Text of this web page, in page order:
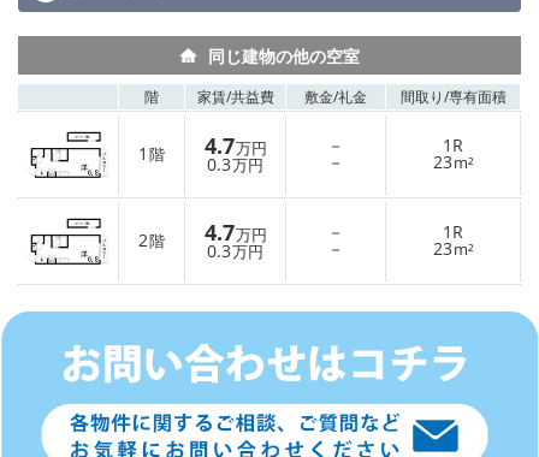
同じ建物の他の空室
階 家賃/共益費 敷金/礼金 間取り/専有面積
1 階 4.7万円
0.3万円
－
－
1R
23m²
2階 4.7万円
0.3万円
－
－
1R
23m²